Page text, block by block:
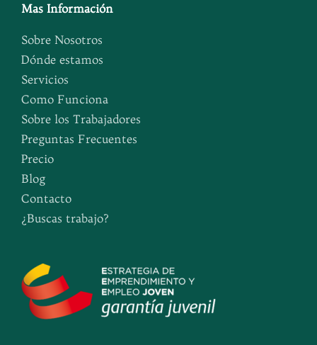
Mas Información
Sobre Nosotros
Dónde estamos
Servicios
Como Funciona
Sobre los Trabajadores
Preguntas Frecuentes
Precio
Blog
Contacto
¿Buscas trabajo?